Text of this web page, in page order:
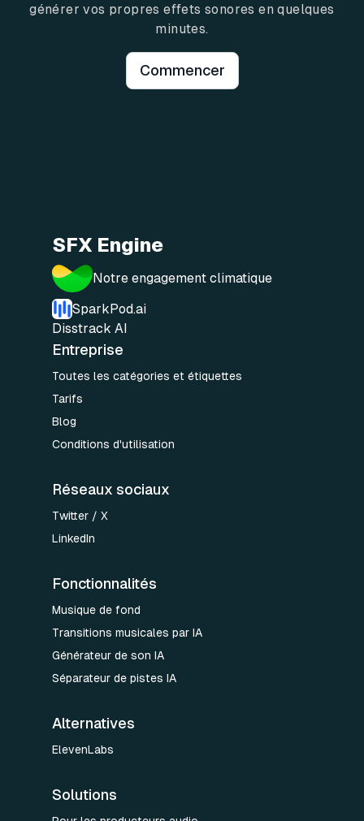
générer vos propres effets sonores en quelques
minutes.
Commencer
SFX Engine
Notre engagement climatique
SparkPod.ai
Disstrack AI
Entreprise
Toutes les catégories et étiquettes
Tarifs
Blog
Conditions d'utilisation
Réseaux sociaux
Twitter / X
LinkedIn
Fonctionnalités
Musique de fond
Transitions musicales par IA
Générateur de son IA
Séparateur de pistes IA
Alternatives
ElevenLabs
Solutions